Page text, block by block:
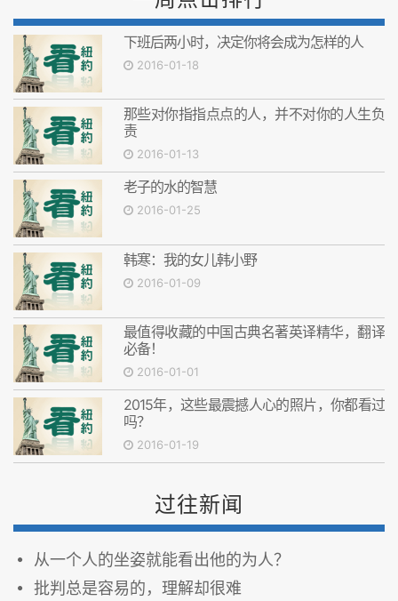
下班后两小时，决定你将会成为怎样的人
2016-01-18
那些对你指指点点的人，并不对你的人生负
责
2016-01-13
老子的水的智慧
2016-01-25
韩寒：我的女儿韩小野
2016-01-09
最值得收藏的中国古典名著英译精华，翻译
必备！
2016-01-01
2015年，这些最震撼人心的照片，你都看过
吗？
2016-01-19
过往新闻
从一个人的坐姿就能看出他的为人？
批判总是容易的，理解却很难